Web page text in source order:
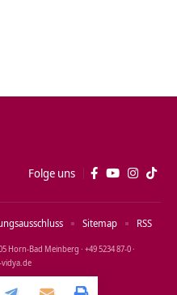
Folge uns
Horn‑Bad Meinberg · +49 5234 87‑0 ·
Sitemap RSS